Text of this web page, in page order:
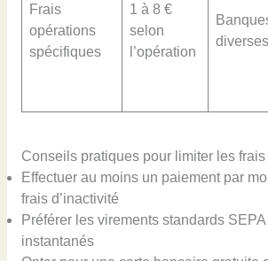
Frais
opérations
spécifiques
1 à 8 €
selon
l’opération
diverses
Conseils pratiques pour limiter les
Effectuer au moins un paiement par
frais d’inactivité
Préférer les virements standards
instantanés